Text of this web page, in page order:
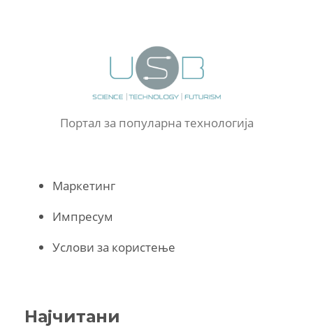
Портал за популарна технологија
Маркетинг
Импресум
Услови за користење
Најчитани